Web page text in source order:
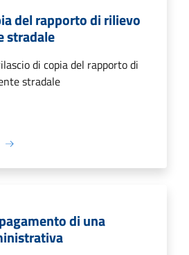
del rapporto di rilievo
stradale
di copia del rapporto di
stradale
di una